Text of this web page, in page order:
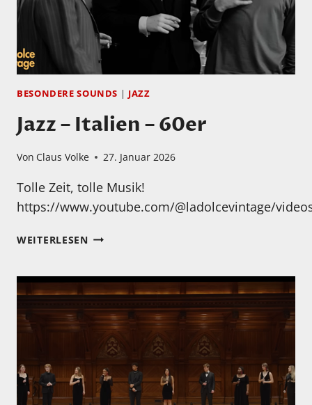
BESONDERE SOUNDS | JAZZ
Jazz – Italien – 60er
Von Claus Volke 27. Januar 2026
Tolle Zeit, tolle Musik!
https://www.youtube.com/@ladolcevintage/
WEITERLESENJAZZ
–